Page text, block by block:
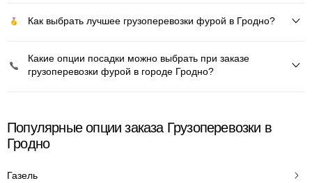
Как выбрать лучшее грузоперевозки фурой в Гродно?
Какие опции посадки можно выбрать при заказе
грузоперевозки фурой в городе Гродно?
Популярные опции заказа Грузоперевозки в
Гродно
Газель